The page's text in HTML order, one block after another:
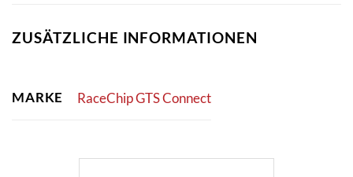
ZUSÄTZLICHE INFORMATIONEN
MARKE RaceChip GTS Connect